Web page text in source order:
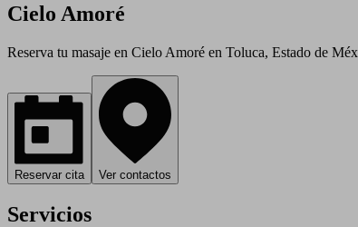
Cielo Amoré
Reserva tu masaje en Cielo Amoré en Toluca, Estado de
Reservar cita Ver contactos
Servicios